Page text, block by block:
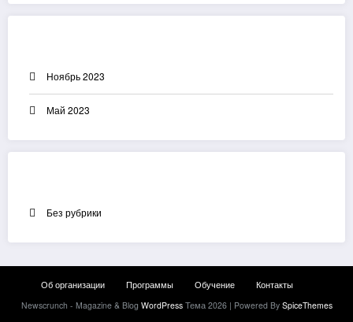
Ноябрь 2023
Май 2023
Без рубрики
Об организации Программы Обучение
Контакты
Newscrunch - Magazine & Blog WordPressТема 2026 | Powered By SpiceThemes